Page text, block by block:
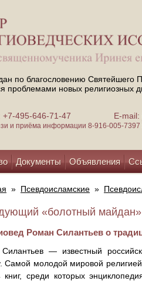
по благословению Святейшего
проблемами новых религиозных
+7-495-646-71-47 E-mail:
и приёма информации 8-916-005-7397
Документы Объявления
» Псевдоисламские »
«болотный майдан»
Роман Силантьев о
— известный
Самой молодой мировой
книг, среди которых